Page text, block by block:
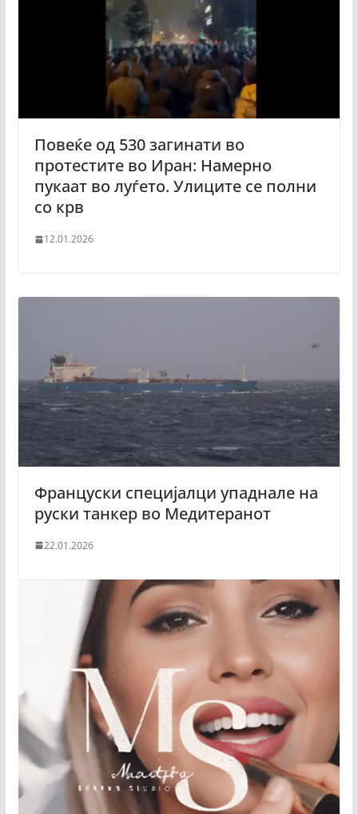
Повеќе од 530 загинати во
протестите во Иран: Намерно
пукаат во луѓето. Улиците се полни
со крв
12.01.2026
Француски специјалци упаднале на
руски танкер во Медитеранот
22.01.2026